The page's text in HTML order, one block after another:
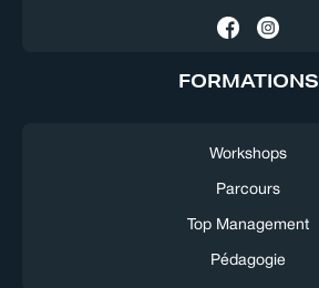
FORMATIONS
Workshops
Parcours
Top Management
Pédagogie